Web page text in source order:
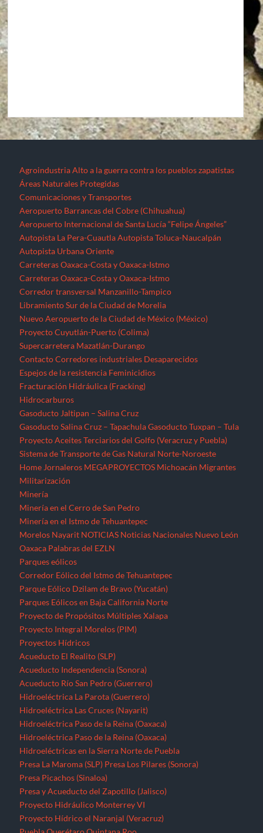
Agroindustria Alto a la guerra contra los pueblos zapatistas
Áreas Naturales Protegidas
Comunicaciones y Transportes
Aeropuerto Barrancas del Cobre (Chihuahua)
Aeropuerto Internacional de Santa Lucía “Felipe Ángeles”
Autopista La Pera-Cuautla Autopista Toluca-Naucalpán
Autopista Urbana Oriente
Carreteras Oaxaca-Costa y Oaxaca-Istmo
Carreteras Oaxaca-Costa y Oaxaca-Istmo
Corredor transversal Manzanillo-Tampico
Libramiento Sur de la Ciudad de Morelia
Nuevo Aeropuerto de la Ciudad de México (México)
Proyecto Cuyutlán-Puerto (Colima)
Supercarretera Mazatlán-Durango
Contacto Corredores industriales Desaparecidos
Espejos de la resistencia Feminicidios
Fracturación Hidráulica (Fracking)
Hidrocarburos
Gasoducto Jaltipan – Salina Cruz
Gasoducto Salina Cruz – Tapachula Gasoducto Tuxpan – Tula
Proyecto Aceites Terciarios del Golfo (Veracruz y Puebla)
Sistema de Transporte de Gas Natural Norte-Noroeste
Home Jornaleros MEGAPROYECTOS Michoacán Migrantes
Militarización
Minería
Minería en el Cerro de San Pedro
Minería en el Istmo de Tehuantepec
Morelos Nayarit NOTICIAS Noticias Nacionales Nuevo León
Oaxaca Palabras del EZLN
Parques eólicos
Corredor Eólico del Istmo de Tehuantepec
Parque Eólico Dzilam de Bravo (Yucatán)
Parques Eólicos en Baja California Norte
Proyecto de Propósitos Múltiples Xalapa
Proyecto Integral Morelos (PIM)
Proyectos Hídricos
Acueducto El Realito (SLP)
Acueducto Independencia (Sonora)
Acueducto Río San Pedro (Guerrero)
Hidroeléctrica La Parota (Guerrero)
Hidroeléctrica Las Cruces (Nayarit)
Hidroeléctrica Paso de la Reina (Oaxaca)
Hidroeléctrica Paso de la Reina (Oaxaca)
Hidroeléctricas en la Sierra Norte de Puebla
Presa La Maroma (SLP) Presa Los Pilares (Sonora)
Presa Picachos (Sinaloa)
Presa y Acueducto del Zapotillo (Jalisco)
Proyecto Hidráulico Monterrey VI
Proyecto Hídrico el Naranjal (Veracruz)